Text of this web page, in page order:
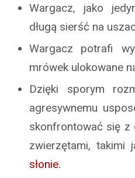
Wargacz, jako
długą sierść na
Wargacz potrafi
mrówek ulokowane
Dzięki sporym
agresywnemu
skonfrontować się z
zwierzętami, takimi
słonie.